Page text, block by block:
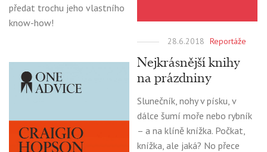
předat trochu jeho vlastního
know-how!
28.6.2018 Reportáže
Nejkrásnější knihy
na prázdniny
Slunečník, nohy v písku, v
dálce šumí moře nebo rybník
– a na klíně knížka. Počkat,
knížka, ale jaká? No přece